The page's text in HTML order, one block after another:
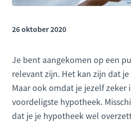
26 oktober 2020
Je bent aangekomen op een
relevant zijn. Het kan zijn dat
Maar ook omdat je jezelf
voordeligste hypotheek.
dat je je hypotheek wel